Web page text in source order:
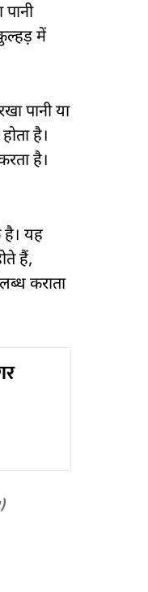
में
पानी या
है।
है।
है। यह
हैं,
कराता